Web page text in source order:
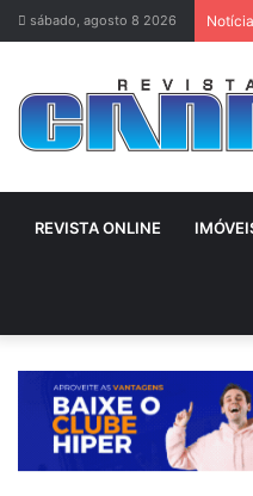
sábado, agosto 8 2026
REVISTA ONLINE